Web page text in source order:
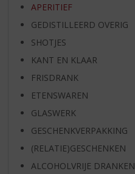
APERITIEF
GEDISTILLEERD OVERIG
SHOTJES
KANT EN KLAAR
FRISDRANK
ETENSWAREN
GLASWERK
GESCHENKVERPAKKING
(RELATIE)GESCHENKEN
ALCOHOLVRIJE DRANKEN